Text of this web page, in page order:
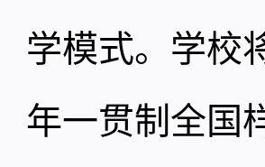
学模式。学校
年一贯制全国